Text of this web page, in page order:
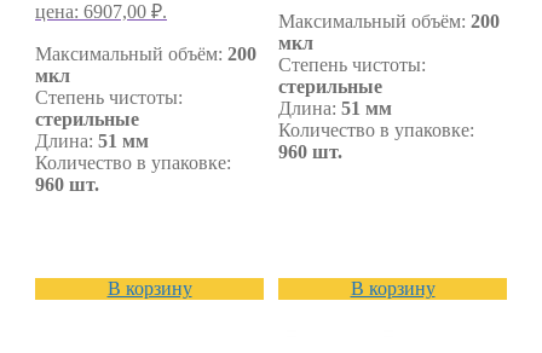
цена: 6907,00 ₽.
Максимальный объём: 200
мкл
Степень чистоты:
стерильные
Длина: 51 мм
Количество в упаковке:
960 шт.
В корзину
Максимальный объём: 200
мкл
Степень чистоты:
стерильные
Длина: 51 мм
Количество в упаковке:
960 шт.
В корзину